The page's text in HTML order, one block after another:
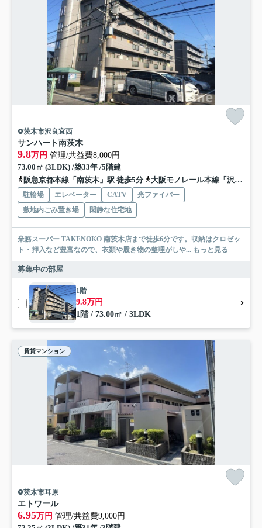
茨木市沢良宜西
サンハート南茨木
9.8万円 管理/共益費8,000円
73.00㎡ (3LDK) /築33年 /5階建
阪急京都本線「南茨木」駅 徒歩5分
大阪モノレール本線「沢良宜」駅 徒歩10分
駐輪場 エレベーター CATV
光ファイバー
敷地内ごみ置き場
閑静な住宅地
業務スーパー TAKENOKO 南茨木店まで徒歩6分です。収納はクロゼッ
ト・押入など豊富なので、衣類や履き物の整理がしや... もっと見る
募集中の部屋
1階
9.8万円
1階 / 73.00㎡ / 3LDK
賃貸マンション
茨木市耳原
エトワール
6.95万円 管理/共益費9,000円